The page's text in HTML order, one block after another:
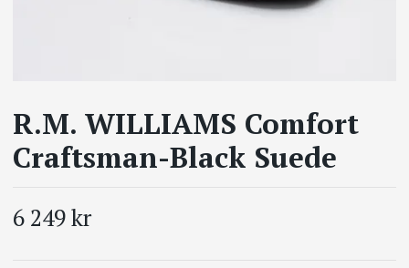
R.M. WILLIAMS Comfort
Craftsman-Black Suede
6 249 kr